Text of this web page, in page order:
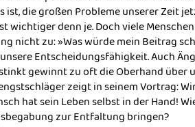
die großen Probleme unserer Zeit
wichtiger denn je. Doch viele
nicht zu: »Was würde mein Beitrag
Entscheidungsfähigkeit. Auch
gewinnt zu oft die Oberhand über
zeigt in seinem Vortrag:
hat sein Leben selbst in der Hand!
zur Entfaltung bringen?